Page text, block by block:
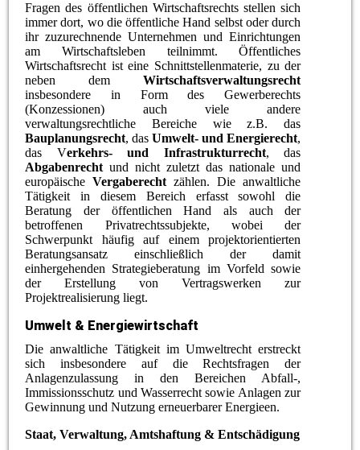
Fragen des öffentlichen Wirtschaftsrechts stellen sich
immer dort, wo die öffentliche Hand selbst oder durch
ihr zuzurechnende Unternehmen und Einrichtungen
am Wirtschaftsleben teilnimmt. Öffentliches
Wirtschaftsrecht ist eine Schnittstellenmaterie, zu der
neben demWirtschaftsverwaltungsrecht
insbesondere in Form des Gewerberechts
(Konzessionen) auch viele andere
verwaltungsrechtliche Bereiche wie z.B. das
Bauplanungsrecht, dasUmwelt- und Energierecht,
das Verkehrs- und Infrastrukturrecht, das
Abgabenrecht und nicht zuletzt das nationale und
europäischeVergaberecht zählen. Die anwaltliche
Tätigkeit in diesem Bereich erfasst sowohl die
Beratung der öffentlichen Hand als auch der
betroffenen Privatrechtssubjekte, wobei der
Schwerpunkt häufig auf einem projektorientierten
Beratungsansatz einschließlich der damit
einhergehenden Strategieberatung im Vorfeld sowie
der Erstellung von Vertragswerken zur
Projektrealisierung liegt.
Umwelt & Energiewirtschaft
Die anwaltliche Tätigkeit im Umweltrecht erstreckt
sich insbesondere auf die Rechtsfragen der
Anlagenzulassung in den Bereichen Abfall-,
Immissionsschutz und Wasserrecht sowie Anlagen zur
Gewinnung und Nutzung erneuerbarer Energieen.
Staat, Verwaltung, Amtshaftung & Entschädigung